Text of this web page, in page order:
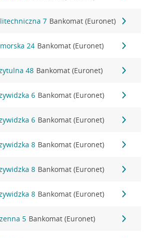
7 Bankomat (Euronet)
24 Bankomat (Euronet)
48 Bankomat (Euronet)
6 Bankomat (Euronet)
6 Bankomat (Euronet)
8 Bankomat (Euronet)
8 Bankomat (Euronet)
8 Bankomat (Euronet)
5 Bankomat (Euronet)